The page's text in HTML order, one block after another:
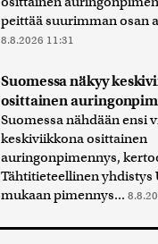
peittää suurimman osan
8.8.2026 11:31
Suomessa näkyy
osittainen
Suomessa nähdään ensi
keskiviikkona osittainen
auringonpimennys,
Tähtitieteellinen yhdistys
mukaan pimennys...